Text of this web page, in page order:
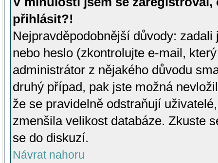
přihlásit?!
Nejpravděpodobnější důvody:
nebo heslo (zkontrolujte e-mail,
administrátor z nějakého důvodu
druhý případ, pak jste možná
že se pravidelně odstraňují
zmenšila velikost databáze. Zkuste
se do diskuzí.
Návrat nahoru